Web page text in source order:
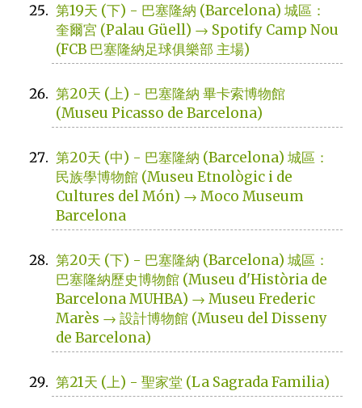
第19天 (下) - 巴塞隆納 (Barcelona) 城區：
奎爾宮 (Palau Güell) → Spotify Camp Nou
(FCB 巴塞隆納足球俱樂部 主場)
第20天 (上) - 巴塞隆納 畢卡索博物館
(Museu Picasso de Barcelona)
第20天 (中) - 巴塞隆納 (Barcelona) 城區：
民族學博物館 (Museu Etnològic i de
Cultures del Món) → Moco Museum
Barcelona
第20天 (下) - 巴塞隆納 (Barcelona) 城區：
巴塞隆納歷史博物館 (Museu d'Història de
Barcelona MUHBA) → Museu Frederic
Marès → 設計博物館 (Museu del Disseny
de Barcelona)
第21天 (上) - 聖家堂 (La Sagrada Familia)